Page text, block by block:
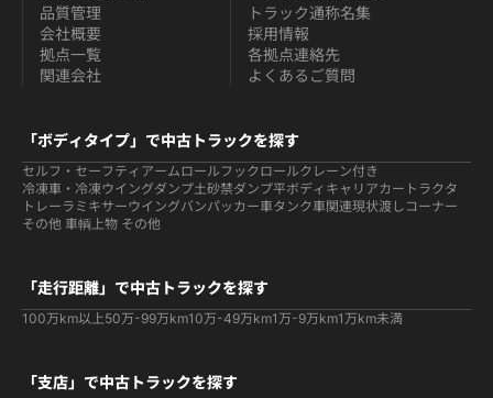
品質管理
トラック通称名集
会社概要
拠点一覧
関連会社
採用情報
各拠点連絡先
よくあるご質問
「ボディタイプ」で中古トラックを探す
セルフ・セーフティ アームロールフックロールクレーン付き
冷凍車・冷凍ウイングダンプ土砂禁ダンプ平ボディ キャリアカー トラクタ
トレーラ ミキサーウイングバンパッカー車タンク車関連現状渡しコーナー
その他 車輌 上物 その他
「走行距離」で中古トラックを探す
100万km以上50万-99万km10万-49万km1万-9万km1万km未満
「支店」で中古トラックを探す